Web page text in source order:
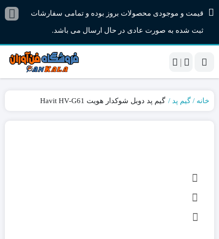
قیمت و موجودی محصولات بروز بوده و تمامی سفارشات
ثبت شده به صورت عادی در حال ارسال می باشد.
|
خانه گیم پد گیم پد دوبل شوکدار هویت Havit HV-G61